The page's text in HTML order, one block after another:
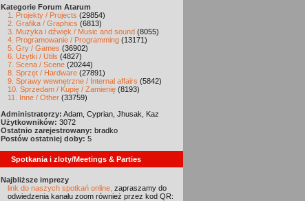
Kategorie Forum Atarum
1. Projekty / Projects (29854)
2. Grafika / Graphics (6813)
3. Muzyka i dźwięk / Music and sound (8055)
4. Programowanie / Programming (13171)
5. Gry / Games (36902)
6. Użytki / Utils (4827)
7. Scena / Scene (20244)
8. Sprzęt / Hardware (27891)
9. Sprawy wewnętrzne / Internal affairs (5842)
10. Sprzedam / Kupię / Zamienię (8193)
11. Inne / Other (33759)
Administratorzy: Adam, Cyprian, Jhusak, Kaz
Użytkowników: 3072
Ostatnio zarejestrowany: bradko
Postów ostatniej doby: 5
Spotkania i zloty/Meetings & Parties
Najbliższe imprezy
link do naszych spotkań online, zapraszamy do
odwiedzenia kanału zoom również przez kod QR: